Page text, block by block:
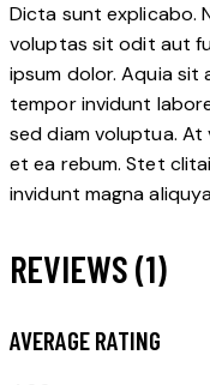
Dicta sunt explicabo.
voluptas sit odit aut
ipsum dolor. Aquia sit
tempor invidunt
sed diam voluptua.
et ea rebum. Stet
invidunt magna
REVIEWS (1)
AVERAGE RATING